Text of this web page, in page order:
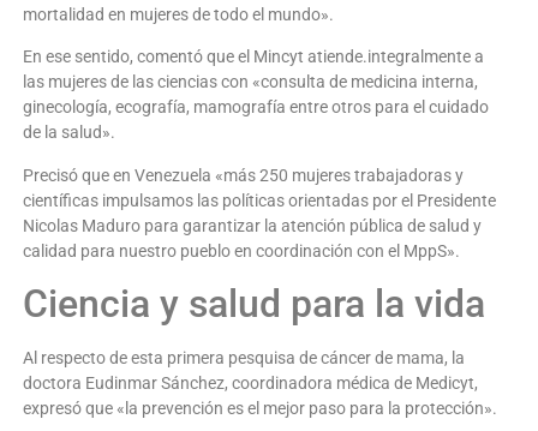
mortalidad en mujeres de todo el mundo».
En ese sentido, comentó que el Mincyt atiende.integralmente a
las mujeres de las ciencias con «consulta de medicina interna,
ginecología, ecografía, mamografía entre otros para el cuidado
de la salud».
Precisó que en Venezuela «más 250 mujeres trabajadoras y
científicas impulsamos las políticas orientadas por el Presidente
Nicolas Maduro para garantizar la atención pública de salud y
calidad para nuestro pueblo en coordinación con el MppS».
Ciencia y salud para la vida
Al respecto de esta primera pesquisa de cáncer de mama, la
doctora Eudinmar Sánchez, coordinadora médica de Medicyt,
expresó que «la prevención es el mejor paso para la protección».